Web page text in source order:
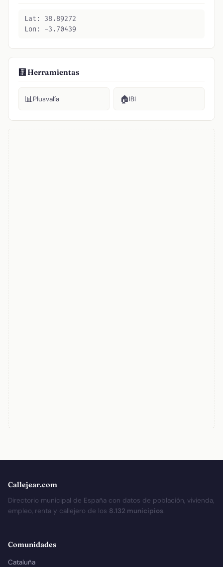
Lat: 38.89272
Lon: -3.70439
🧮 Herramientas
📊Plusvalía 🏠IBI
Callejear.com
Directorio municipal de España con datos de población, vivienda,
empleo, renta y callejero de los 8.132 municipios.
Comunidades
Cataluña